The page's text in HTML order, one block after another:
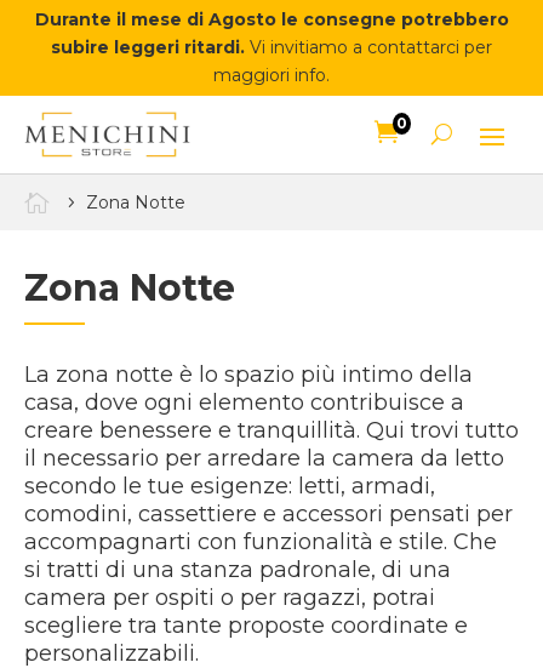
Durante il mese di Agosto le consegne potrebbero
subire leggeri ritardi. Vi invitiamo a contattarci per
maggiori info.
0
 Zona Notte
Zona Notte
La zona notte è lo spazio più intimo della
casa, dove ogni elemento contribuisce a
creare benessere e tranquillità. Qui trovi tutto
il necessario per arredare la camera da letto
secondo le tue esigenze: letti, armadi,
comodini, cassettiere e accessori pensati per
accompagnarti con funzionalità e stile. Che
si tratti di una stanza padronale, di una
camera per ospiti o per ragazzi, potrai
scegliere tra tante proposte coordinate e
personalizzabili.